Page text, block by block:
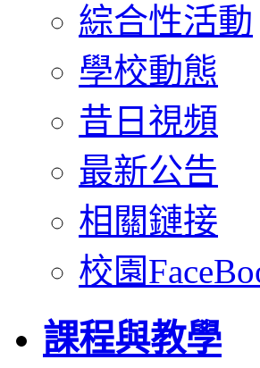
綜合性活動
學校動態
昔日視頻
最新公告
相關鏈接
校園
課程與教學